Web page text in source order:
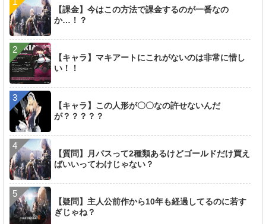
【課金】今はこの方法で課金するのが一番なの
か…！？
【キャラ】マキアートにこれがないのは非常に惜し
い！！
【キャラ】この人形が〇〇なの許せないんだ
が？？？？？
【質問】月パスって2種類あるけどゴールドだけ買え
ばいいってわけじゃない？
【疑問】主人公前作から10年も経過してるのに若す
ぎじゃね？